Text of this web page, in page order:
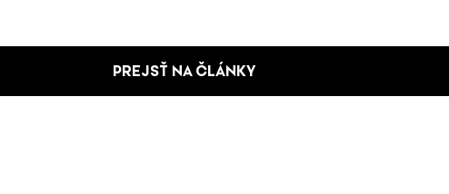
PREJSŤ NA ČLÁNKY